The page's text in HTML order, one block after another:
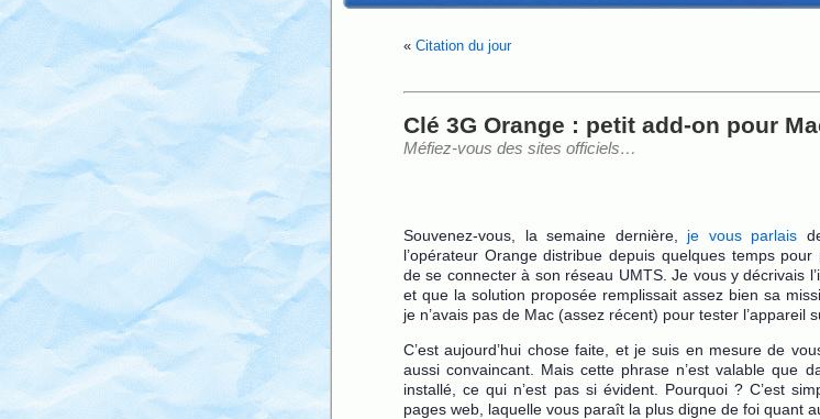
« Citation du jour
Clé 3G Orange : petit add-on pour
Méfiez-vous des sites officiels…
Souvenez-vous, la semaine dernière, je vous parlais
l’opérateur Orange distribue depuis quelques temps
de se connecter à son réseau UMTS. Je vous y décrivais
et que la solution proposée remplissait assez bien sa
je n’avais pas de Mac (assez récent) pour tester l’appareil
C’est aujourd’hui chose faite, et je suis en mesure de
aussi convaincant. Mais cette phrase n’est valable que
installé, ce qui n’est pas si évident. Pourquoi ? C’est
pages web, laquelle vous paraît la plus digne de foi quant